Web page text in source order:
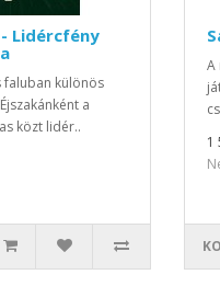
Lidércfény
faluban különös
a
közt lidér..
A
1